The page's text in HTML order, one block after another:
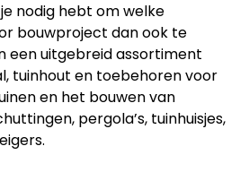
nodig hebt om welke
bouwproject dan ook te
een uitgebreid assortiment
tuinhout en toebehoren voor
en het bouwen van
pergola’s, tuinhuisjes,